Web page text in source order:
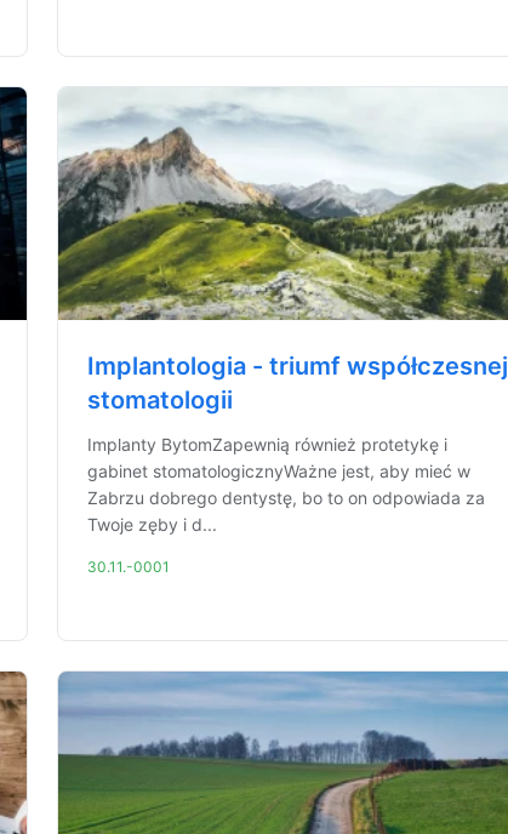
Implantologia - triumf współczesnej
stomatologii
Implanty BytomZapewnią również protetykę i
gabinet stomatologicznyWażne jest, aby mieć w
Zabrzu dobrego dentystę, bo to on odpowiada za
Twoje zęby i d...
30.11.-0001